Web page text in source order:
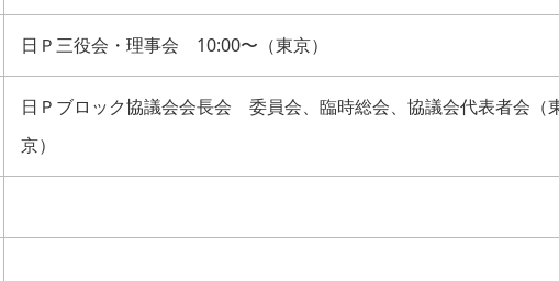
日Ｐ三役会・理事会 10:00〜（東京）
日Ｐブロック協議会会長会 委員会、臨時総会、協議会代表者会（
京）